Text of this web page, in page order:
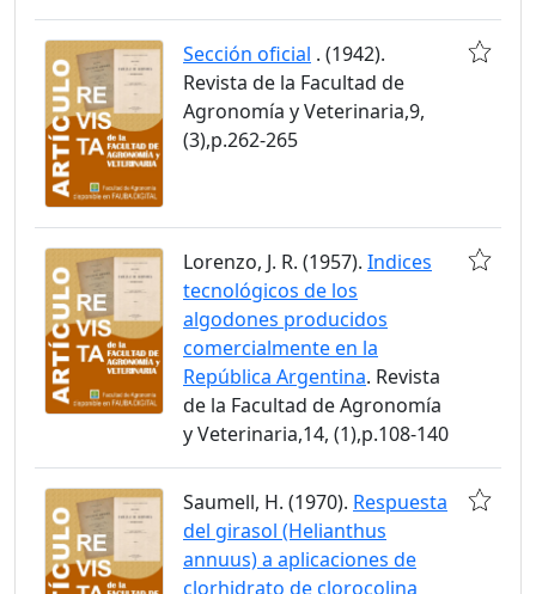
Sección oficial . (1942).
Revista de la Facultad de
Agronomía y Veterinaria,9,
(3),p.262-265
Lorenzo, J. R. (1957). Indices
tecnológicos de los
algodones producidos
comercialmente en la
República Argentina. Revista
de la Facultad de Agronomía
y Veterinaria,14, (1),p.108-140
Saumell, H. (1970). Respuesta
del girasol (Helianthus
annuus) a aplicaciones de
clorhidrato de clorocolina